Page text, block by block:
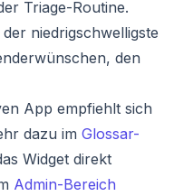
Triage-Routine.
niedrigschwelligste
den
App empfiehlt sich
dazu im Glossar-
Widget direkt
Admin-Bereich